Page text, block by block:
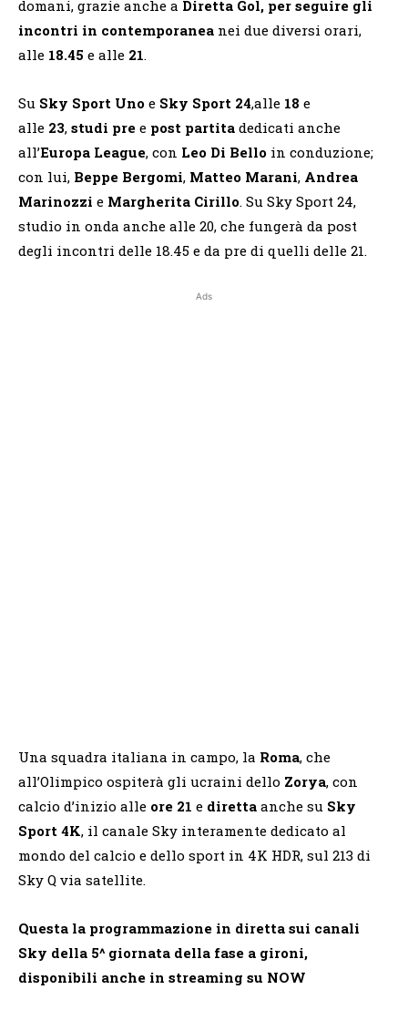
domani, grazie anche a Diretta Gol, per seguire gli
incontri in contemporanea nei due diversi orari,
alle 18.45 e alle 21.
Su Sky Sport Uno e Sky Sport 24,alle 18 e
alle 23, studi pre e post partita dedicati anche
all’Europa League, con Leo Di Bello in conduzione;
con lui, Beppe Bergomi, Matteo Marani, Andrea
Marinozzi e Margherita Cirillo. Su Sky Sport 24,
studio in onda anche alle 20, che fungerà da post
degli incontri delle 18.45 e da pre di quelli delle 21.
Ads
Una squadra italiana in campo, la Roma, che
all’Olimpico ospiterà gli ucraini dello Zorya, con
calcio d’inizio alle ore 21 e diretta anche su Sky
Sport 4K, il canale Sky interamente dedicato al
mondo del calcio e dello sport in 4K HDR, sul 213 di
Sky Q via satellite.
Questa la programmazione in diretta sui canali
Sky della 5^ giornata della fase a gironi,
disponibili anche in streaming su NOW